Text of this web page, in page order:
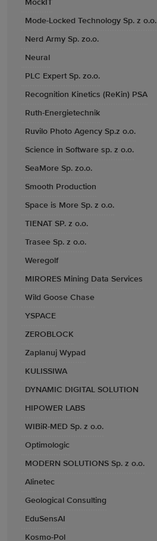
MockIT
Mode-Locked Technology Sp. z o.o.
Nerd Army Sp. zo.o.
Neural
PLC Expert Sp. zo.o.
Recognition Kinetics (ReKin) PSA
Ruth-Energietechnik
Ruvilo Photo Agency Sp.z o.o.
Science in Software sp. z o.o.
SeaMore Sp. zo.o.
Smooth Production
Space is More Sp. z o.o.
TIENAT SP. z o.o.
Trasee Sp. z o.o.
Weregolf
MIRORES Mining Data Services
Wild Goose Chase
YSPACE
ZEROBLOCK
Zaplanuj Wypad
KULISSIWA
DYNAMIC DIGITAL SOLUTION
HIPOWER LABS
WIBiR-MED Sp. z o.o.
Optimologic
MODERN SOLUTIONS Sp. z o.o.
Alinetec
Geological Consulting
EduSensAI
Kosmo-Pol